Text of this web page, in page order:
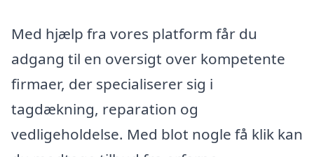
Med hjælp fra vores platform får du
adgang til en oversigt over kompetente
firmaer, der specialiserer sig i
tagdækning, reparation og
vedligeholdelse. Med blot nogle få klik kan